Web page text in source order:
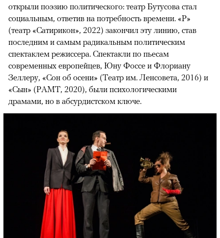
открыли поэзию политического: театр Бутусова стал
социальным, ответив на потребность времени. «Р»
(театр «Сатирикон», 2022) закончил эту линию, став
последним и самым радикальным политическим
спектаклем режиссера. Спектакли по пьесам
современных европейцев, Юну Фоссе и Флориану
Зеллеру, «Сон об осени» (Театр им. Ленсовета, 2016) и
«Сын» (РАМТ, 2020), были психологическими
драмами, но в абсурдистском ключе.